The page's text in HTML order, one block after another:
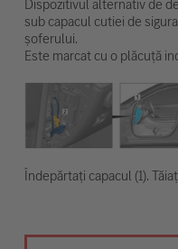
Dispozitivul alternativ de
sub capacul cutiei de
șoferului.
Este marcat cu o plăcuță
Îndepărtați capacul (1).